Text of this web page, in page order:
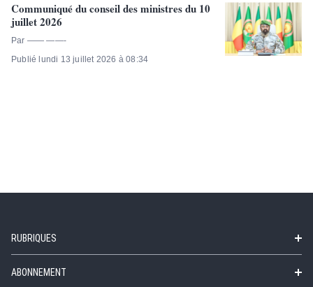
Communiqué du conseil des ministres du 10
juillet 2026
Par —— ——-
Publié lundi 13 juillet 2026 à 08:34
RUBRIQUES
ABONNEMENT